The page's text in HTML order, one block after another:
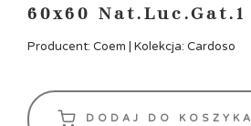
60x60 Nat.Luc.Gat.1
Producent: Coem | Kolekcja: Cardoso
DODAJ DO KOSZYKA